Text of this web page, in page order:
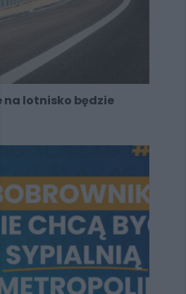
na lotnisko będzie